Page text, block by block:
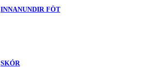
INNANUNDIR FÖT
SKÓR